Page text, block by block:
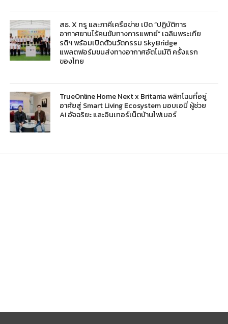
สธ. X ทรู และภาคีเครือข่าย เปิด “ปฏิบัติการ
อากาศยานไร้คนขับทางการแพทย์” เฉลิมพระเกีย
รติฯ พร้อมเปิดตัวนวัตกรรม SkyBridge
แพลตฟอร์มขนส่งทางอากาศอัตโนมัติ ครั้งแรก
ของไทย
TrueOnline Home Next x Britania พลิกโฉมที่อยู่
อาศัยสู่ Smart Living Ecosystem มอบเอมี่ ผู้ช่วย
AI อัจฉริยะ และอินเทอร์เน็ตบ้านไฟเบอร์